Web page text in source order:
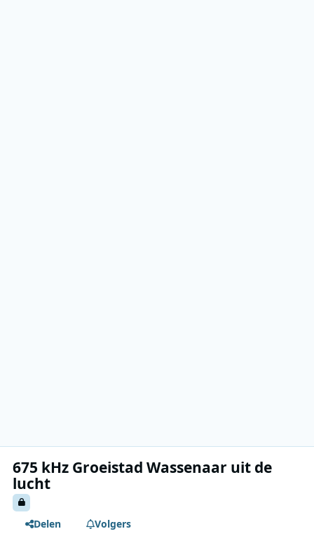
675 kHz Groeistad Wassenaar uit de
lucht
Delen
Volgers